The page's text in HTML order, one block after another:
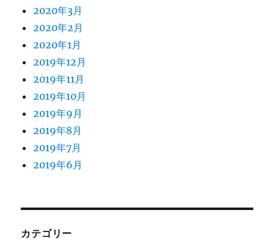
2020年3月
2020年2月
2020年1月
2019年12月
2019年11月
2019年10月
2019年9月
2019年8月
2019年7月
2019年6月
カテゴリー